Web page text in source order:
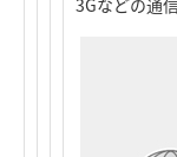
3Gなどの通